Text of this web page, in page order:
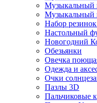
Музыкальный
Набор
Настольный
Новогодний
Обезьянки
Овечка
Одежда и
Очки
Пазлы 3D
Пальчиковые